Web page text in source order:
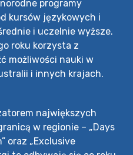
programy
kursów językowych i
i uczelnie wyższe.
roku korzysta z
możliwości nauki w
i innych krajach.
największych
w regionie – „Days
oraz „Exclusive